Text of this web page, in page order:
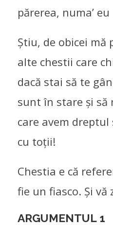
părerea, numa’ eu
Știu, de obicei mă
alte chestii care
dacă stai să te
sunt în stare și să
care avem dreptul
cu toții!
Chestia e că
fie un fiasco. Și vă
ARGUMENTUL 1